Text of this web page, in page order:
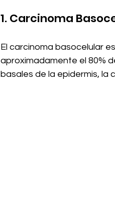
1. Carcinoma
El carcinoma basocelular
aproximadamente el 80%
basales de la epidermis, la